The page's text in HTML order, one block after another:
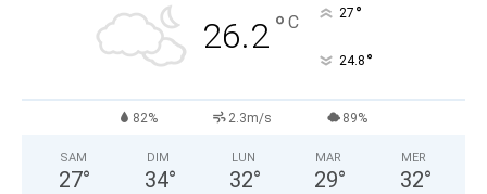
26.2 ° C 27 °
24.8 °
82% 2.3m/s 89%
SAM
27°
DIM
34°
LUN
32°
MAR
29°
MER
32°